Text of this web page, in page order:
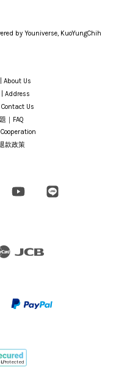
by Youniverse, KuoYungChih
About Us
Address
Us
｜FAQ
款政策
YouTube
Master